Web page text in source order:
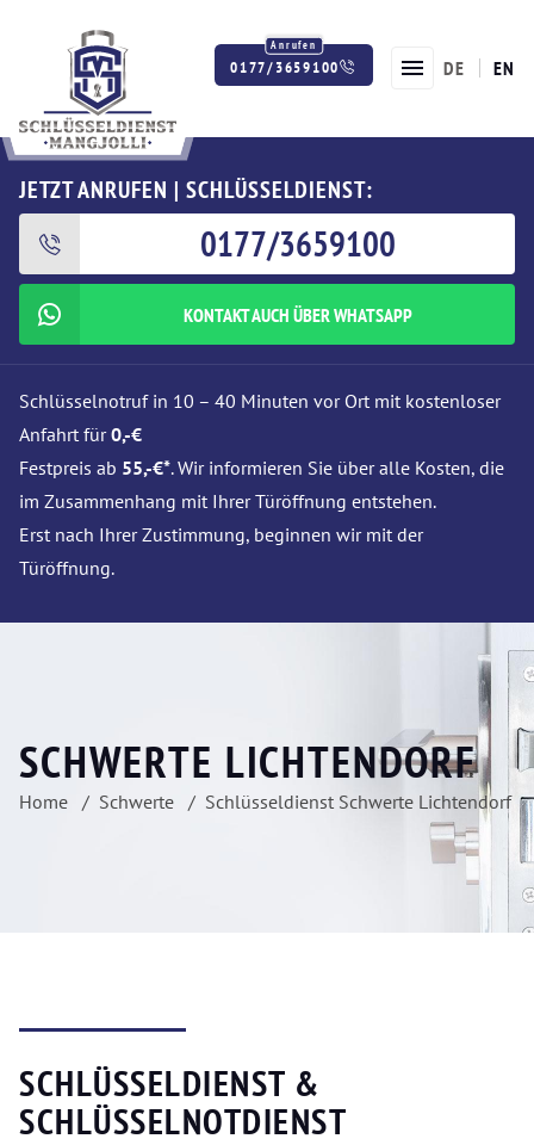
0177/3659100 DE EN
JETZT ANRUFEN | SCHLÜSSELDIENST:
0177/3659100
KONTAKT AUCH ÜBER WHATSAPP
Schlüsselnotruf in 10 – 40 Minuten vor Ort mit kostenloser
Anfahrt für0,-€
Festpreis ab 55,-€*. Wir informieren Sie über alle Kosten, die
im Zusammenhang mit Ihrer Türöffnung entstehen.
Erst nach Ihrer Zustimmung, beginnen wir mit der
Türöffnung.
SCHWERTE LICHTENDORF
Home Schwerte Schlüsseldienst Schwerte Lichtendorf
SCHLÜSSELDIENST &
SCHLÜSSELNOTDIENST